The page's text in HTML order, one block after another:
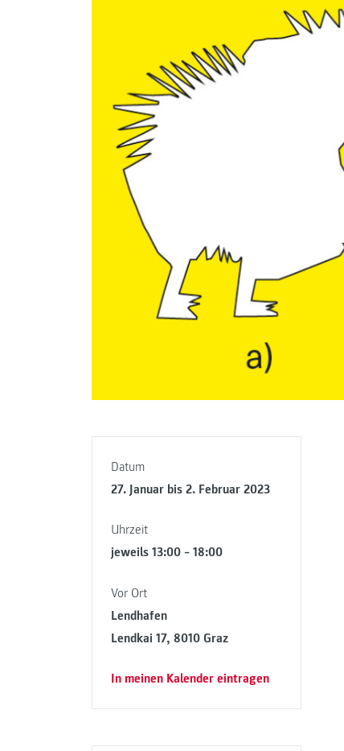
Datum
27. Januar bis 2. Februar 2023
Uhrzeit
jeweils 13:00 – 18:00
Vor Ort
Lendhafen
Lendkai 17, 8010 Graz
In meinen Kalender eintragen